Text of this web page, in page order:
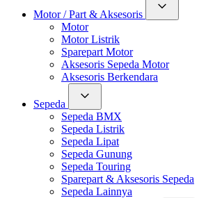
Motor / Part & Aksesoris
Motor
Motor Listrik
Sparepart Motor
Aksesoris Sepeda Motor
Aksesoris Berkendara
Sepeda
Sepeda BMX
Sepeda Listrik
Sepeda Lipat
Sepeda Gunung
Sepeda Touring
Sparepart & Aksesoris Sepeda
Sepeda Lainnya